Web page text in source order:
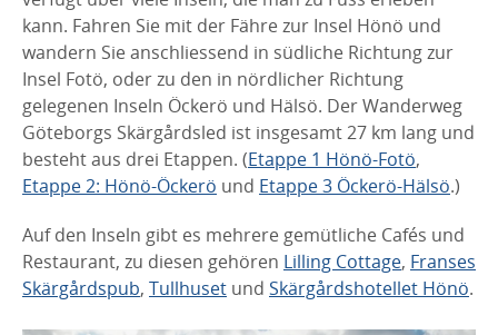
kann. Fahren Sie mit der Fähre zur Insel Hönö und
wandern Sie anschliessend in südliche Richtung zur
Insel Fotö, oder zu den in nördlicher Richtung
gelegenen Inseln Öckerö und Hälsö. Der Wanderweg
Göteborgs Skärgårdsled ist insgesamt 27 km lang und
besteht aus drei Etappen. (Etappe 1 Hönö-Fotö,
Etappe 2: Hönö-Öckerö und Etappe 3 Öckerö-Hälsö.)
Auf den Inseln gibt es mehrere gemütliche Cafés und
Restaurant, zu diesen gehören Lilling Cottage, Franses
Skärgårdspub, Tullhuset und Skärgårdshotellet Hönö.